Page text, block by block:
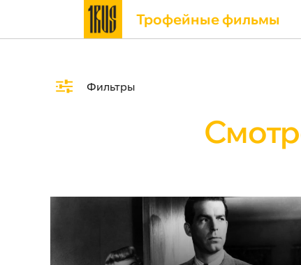
Трофейные фильмы
Фильтры